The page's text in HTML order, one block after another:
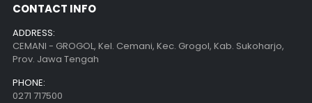
CONTACT INFO
ADDRESS:
CEMANI - GROGOL, Kel. Cemani, Kec. Grogol, Kab. Sukoharjo,
Prov. Jawa Tengah
PHONE:
0271 717500